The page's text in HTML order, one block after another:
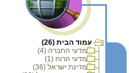
עמוד הבית (26)
מדעי החברה (4)
מדעי הרוח (1)
מדינת ישראל (36)